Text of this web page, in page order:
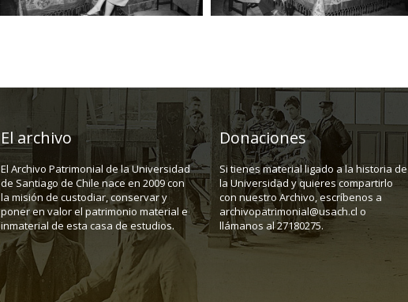
El archivo
El Archivo Patrimonial de la Universidad
de Santiago de Chile nace en 2009 con
la misión de custodiar, conservar y
poner en valor el patrimonio material e
inmaterial de esta casa de estudios.
Donaciones
Si tienes material ligado a la historia de
la Universidad y quieres compartirlo
con nuestro Archivo, escríbenos a
archivopatrimonial@usach.cl o
llámanos al 27180275.